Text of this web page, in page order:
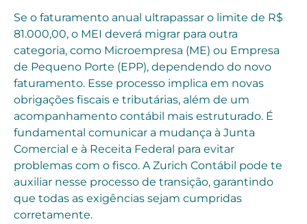
Se o faturamento anual ultrapassar o limite de R$
81.000,00, o MEI deverá migrar para outra
categoria, como Microempresa (ME) ou Empresa
de Pequeno Porte (EPP), dependendo do novo
faturamento. Esse processo implica em novas
obrigações fiscais e tributárias, além de um
acompanhamento contábil mais estruturado. É
fundamental comunicar a mudança à Junta
Comercial e à Receita Federal para evitar
problemas com o fisco. A Zurich Contábil pode te
auxiliar nesse processo de transição, garantindo
que todas as exigências sejam cumpridas
corretamente.